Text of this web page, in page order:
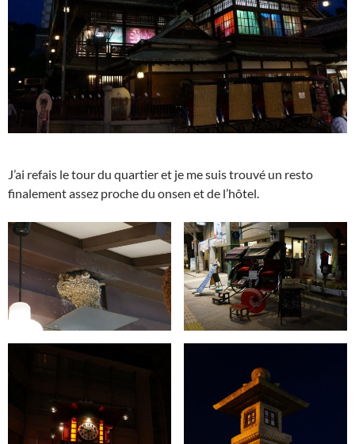
J’ai refais le tour du quartier et je me suis trouvé un resto
finalement assez proche du onsen et de l’hôtel.